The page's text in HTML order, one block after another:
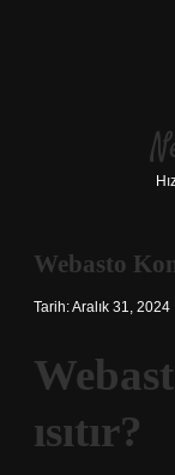
Webasto
Tarih: Aralık 31, 2024
ısıtır?